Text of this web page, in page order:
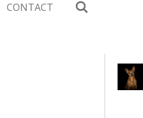
CONTACT